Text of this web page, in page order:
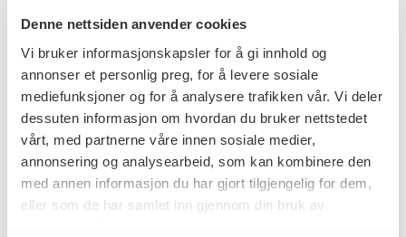
Denne nettsiden anvender cookies
Vi bruker informasjonskapsler for å gi innhold og
annonser et personlig preg, for å levere sosiale
mediefunksjoner og for å analysere trafikken vår. Vi deler
dessuten informasjon om hvordan du bruker nettstedet
vårt, med partnerne våre innen sosiale medier,
annonsering og analysearbeid, som kan kombinere den
med annen informasjon du har gjort tilgjengelig for dem,
eller som de har samlet inn gjennom din bruk av
Datering 1987
Kunstner Per Christian Vatn
Akrylmaling, Maleri